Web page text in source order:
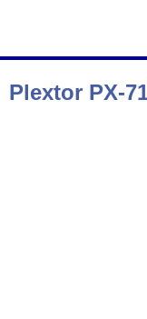
Plextor PX-